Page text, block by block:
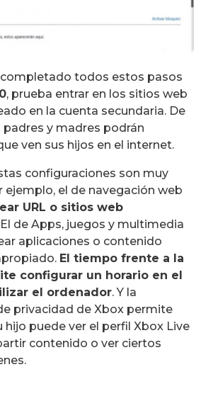
completado todos estos pasos
, prueba entrar en los sitios web
en la cuenta secundaria. De
y madres podrán
ven sus hijos en el internet.
configuraciones son muy
ejemplo, el de navegación web
URL o sitios web
El de Apps, juegos y multimedia
aplicaciones o contenido
El tiempo frente a la
configurar un horario en el
el ordenador. Y la
privacidad de Xbox permite
hijo puede ver el perfil Xbox Live
contenido o ver ciertos